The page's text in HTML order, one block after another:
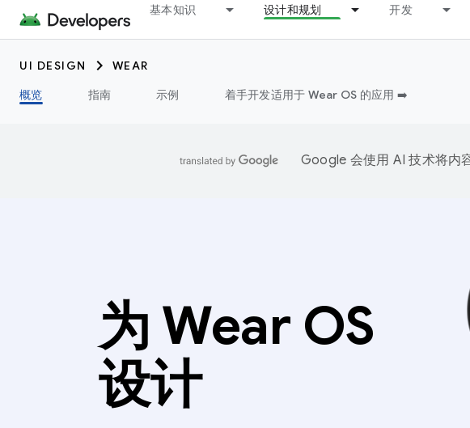
基本知识 设计和规划 开发
UI DESIGN
WEAR
概览
指南 示例 着手开发适用于 Wear OS 的应用 ➡️
Google 会使用 AI 技术将内
为 Wear OS
设计